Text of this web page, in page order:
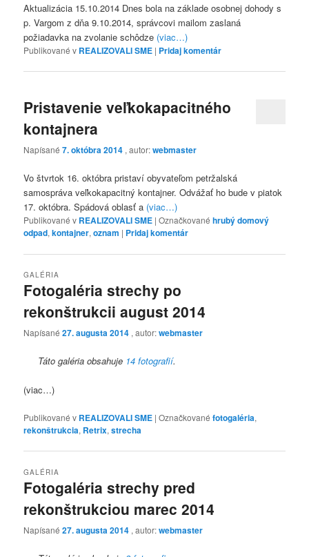
Aktualizácia 15.10.2014 Dnes bola na základe osobnej dohody s
p. Vargom z dňa 9.10.2014, správcovi mailom zaslaná
požiadavka na zvolanie schôdze (viac…)
Publikované v REALIZOVALI SME | Pridaj komentár
Pristavenie veľkokapacitného
kontajnera
Napísané7. októbra 2014 , autor:webmaster
Vo štvrtok 16. októbra pristaví obyvateľom petržalská
samospráva veľkokapacitný kontajner. Odvážať ho bude v piatok
17. októbra. Spádová oblasť a (viac…)
Publikované v REALIZOVALI SME |Označkované hrubý domový
odpad,kontajner,oznam | Pridaj komentár
Fotogaléria strechy po
rekonštrukcii august 2014
GALÉRIA
Napísané27. augusta 2014 , autor:webmaster
Táto galéria obsahuje 14 fotografií.
(viac…)
Publikované v REALIZOVALI SME |Označkované fotogaléria,
rekonštrukcia, Retrix,strecha
Fotogaléria strechy pred
rekonštrukciou marec 2014
GALÉRIA
Napísané27. augusta 2014 , autor:webmaster